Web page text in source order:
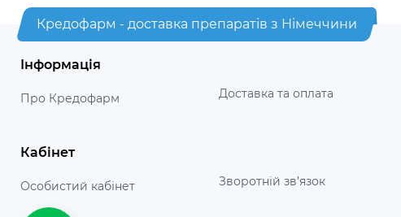
Кредофарм - доставка препаратів з Німеччини
Інформація
Про Кредофарм Доставка та оплата
Кабінет
Особистий кабінет Зворотній зв’язок